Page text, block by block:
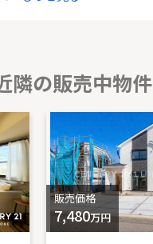
隣の販売中物件
販売価格
7,480万円